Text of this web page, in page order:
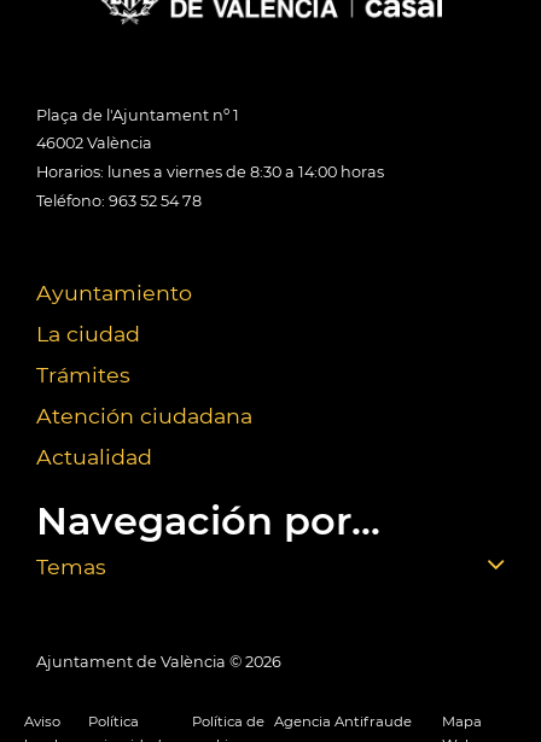
Plaça de l'Ajuntament nº 1
46002 València
Horarios: lunes a viernes de 8:30 a 14:00 horas
Teléfono: 963 52 54 78
Ayuntamiento
La ciudad
Trámites
Atención ciudadana
Actualidad
Navegación por...
Temas
Ajuntament de València © 2026
Aviso
Política
Política de Agencia Antifraude
Mapa